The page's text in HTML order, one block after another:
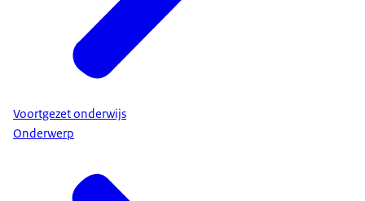
Voortgezet onderwijs
Onderwerp